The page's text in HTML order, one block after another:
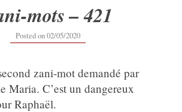
mots – 421
Posted on02/05/202002/05/2020
zani-mot demandé par
Maria. C’est un dangereux
Raphaël.